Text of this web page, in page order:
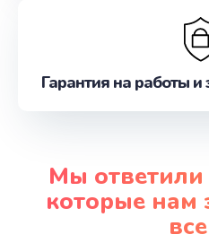
Гарантия на работы и
Мы
которые нам